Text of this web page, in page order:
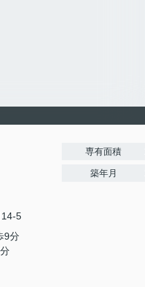
14-5
9分
専有面積
築年月